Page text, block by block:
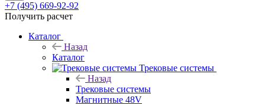
+7 (495) 669-92-92
Получить расчет
Каталог
Назад
Каталог
Трековые системы
Назад
Трековые системы
Магнитные 48V